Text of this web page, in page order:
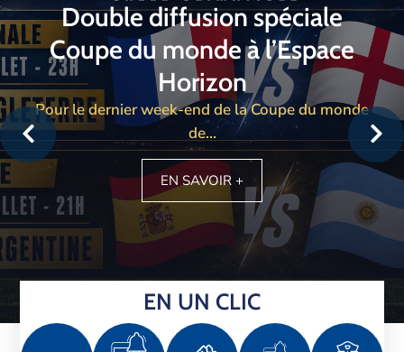
Double diffusion spéciale
Coupe du monde à l’Espace
Horizon
Pour le dernier week-end de la Coupe du monde
de…
EN SAVOIR +
EN UN CLIC